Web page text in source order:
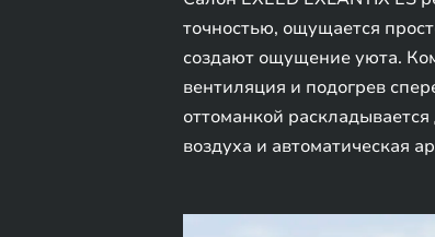
точностью, ощущается
создают ощущение уюта.
вентиляция и подогрев
оттоманкой
воздуха и автоматическая